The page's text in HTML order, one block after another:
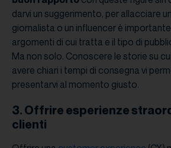
darvi un suggerimento, per allacciare
giornalista o un influencer è
argomenti di cui tratta e il tipo di
Ma non solo. Conoscere le storie su
avere chiari i tempi di consegna vi
presentarvi al momento giusto.
3. Offrire esperienze
clienti